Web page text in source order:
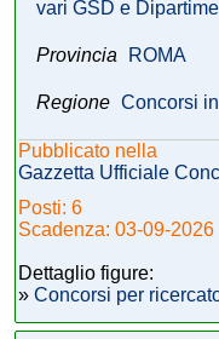
vari GSD e
Provincia ROMA
Regione Concorsi
Pubblicato nella
Gazzetta Ufficiale
Posti: 6
Scadenza: 03-09-2026
Dettaglio figure:
» Concorsi per